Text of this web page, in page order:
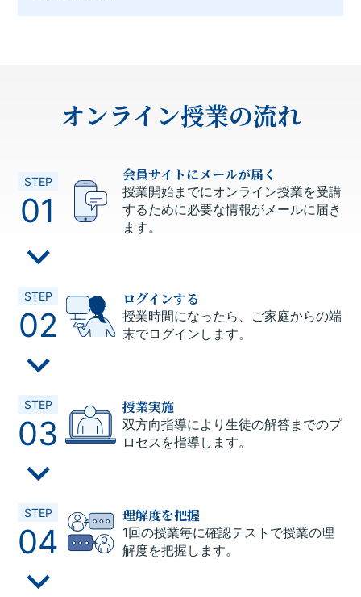
オンライン授業の流れ
STEP
01
会員サイトにメールが届く
授業開始までにオンライン授業を受講
するために必要な情報がメールに届き
ます。
STEP
02
ログインする
授業時間になったら、ご家庭からの端
末でログインします。
STEP
03
授業実施
双方向指導により生徒の解答までのプ
ロセスを指導します。
STEP
04
理解度を把握
1回の授業毎に確認テストで授業の理
解度を把握します。